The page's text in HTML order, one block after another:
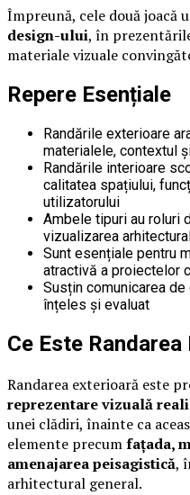
Împreună, cele două joacă
design-ului, în
materiale vizuale
Repere Esențiale
Randările exterioare
materialele, contextul
Randările interioare
calitatea spațiului,
utilizatorului
Ambele tipuri au roluri
vizualizarea
Sunt esențiale pentru
atractivă a proiectelor
Susțin comunicarea
înțeles și evaluat
Ce Este
Randarea exterioară este
reprezentare vizuală
unei clădiri, înainte ca
elemente precumfațada,
amenajarea peisagistică,
arhitectural general.